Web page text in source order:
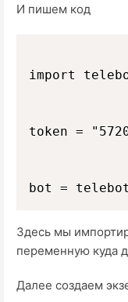
И пишем код
import
token =
Здесь мы
переменную куда
Далее создаем